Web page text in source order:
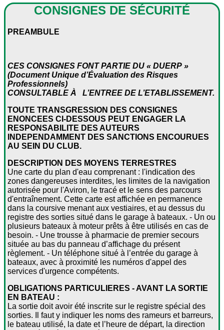
CONSIGNES DE SÉCURITÉ
PREAMBULE
CES CONSIGNES FONT PARTIE DU « DUERP »
(Document Unique d’Évaluation des Risques
Professionnels)
CONSULTABLE À L’ENTREE DE L’ETABLISSEMENT.
TOUTE TRANSGRESSION DES CONSIGNES
ENONCEES CI-DESSOUS PEUT ENGAGER LA
RESPONSABILITE DES AUTEURS
INDEPENDAMMENT DES SANCTIONS ENCOURUES
AU SEIN DU CLUB.
DESCRIPTION DES MOYENS TERRESTRES
Une carte du plan d'eau comprenant : l'indication des
zones dangereuses interdites, les limites de la navigation
autorisée pour l'Aviron, le tracé et le sens des parcours
d'entraînement. Cette carte est affichée en permanence
dans la coursive menant aux vestiaires, et au dessus du
registre des sorties situé dans le garage à bateaux. - Un ou
plusieurs bateaux à moteur prêts à être utilisés en cas de
besoin. - Une trousse à pharmacie de premier secours
située au bas du panneau d’affichage du présent
règlement. - Un téléphone situé à l’entrée du garage à
bateaux, avec à proximité les numéros d'appel des
services d'urgence compétents.
OBLIGATIONS PARTICULIERES - AVANT LA SORTIE
EN BATEAU :
La sortie doit avoir été inscrite sur le registre spécial des
sorties. Il faut y indiquer les noms des rameurs et barreurs,
le bateau utilisé, la date et l’heure de départ, la direction